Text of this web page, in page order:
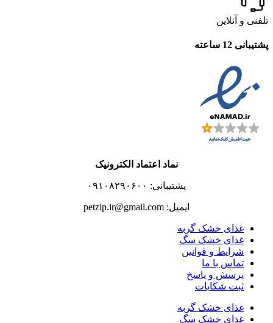
تلفنی و آنلاین
پشتیبانی 12 ساعته
نماد اعتماد الکترونیک
پشتیبانی: ۰۹۱۰۸۲۹۰۶۰۰
ایمیل: petzip.ir@gmail.com
غذای خشک گربه
غذای خشک سگ
شرایط و قوانین
تماس با ما
پرسش و پاسخ
ثبت شکایات
غذای خشک گربه
غذای خشک سگ